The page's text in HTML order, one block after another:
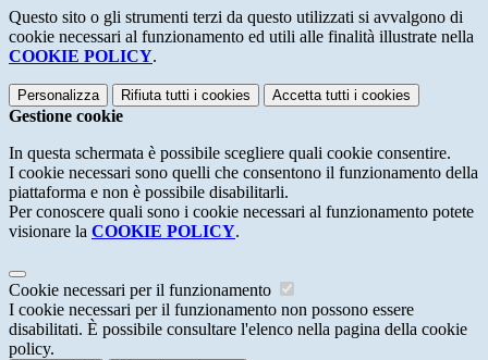
Questo sito o gli strumenti terzi da questo utilizzati si avvalgono di
cookie necessari al funzionamento ed utili alle finalità illustrate nella
COOKIE POLICY.
Personalizza Rifiuta tutti i cookies Accetta tutti i cookies
Gestione cookie
In questa schermata è possibile scegliere quali cookie consentire.
I cookie necessari sono quelli che consentono il funzionamento della
piattaforma e non è possibile disabilitarli.
Per conoscere quali sono i cookie necessari al funzionamento potete
visionare la COOKIE POLICY.
Cookie necessari per il funzionamento
I cookie necessari per il funzionamento non possono essere
disabilitati. È possibile consultare l'elenco nella pagina della cookie
policy.